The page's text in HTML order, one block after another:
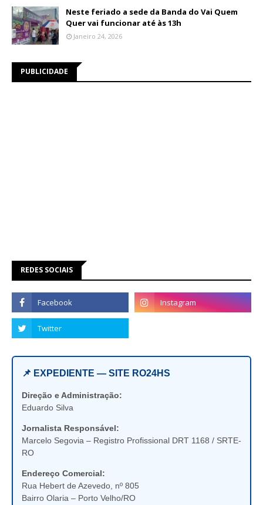
Neste feriado a sede da Banda do Vai Quem
Quer vai funcionar até às 13h
Janeiro 24, 2026
PUBLICIDADE
REDES SOCIAIS
📌 EXPEDIENTE — SITE RO24HS
Direção e Administração:
Eduardo Silva
Jornalista Responsável:
Marcelo Segovia – Registro Profissional DRT 1168 / SRTE-
RO
Endereço Comercial:
Rua Hebert de Azevedo, nº 805
Bairro Olaria – Porto Velho/RO